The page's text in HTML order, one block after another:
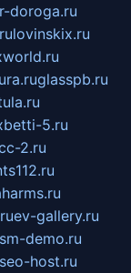
doroga.ru
lovinskix.ru
glasspb.ru
5.ru
2.ru
ev-gallery.ru
demo.ru
host.ru